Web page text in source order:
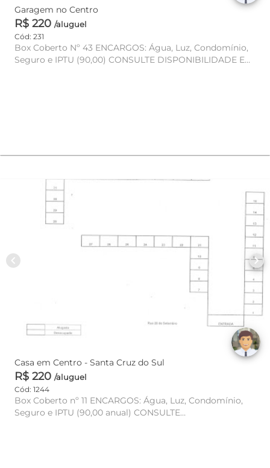
Garagem no Centro
R$ 220 /aluguel
Cód: 231
Box Coberto Nº 43 ENCARGOS: Água, Luz, Condomínio,
Seguro e IPTU (90,00) CONSULTE DISPONIBILIDADE E
chevron_left chevron_right
Casa em Centro - Santa Cruz do Sul
R$ 220 /aluguel
Cód: 1244
Box Coberto nº 11 ENCARGOS: Água, Luz, Condomínio,
Seguro e IPTU (90,00 anual) CONSULTE